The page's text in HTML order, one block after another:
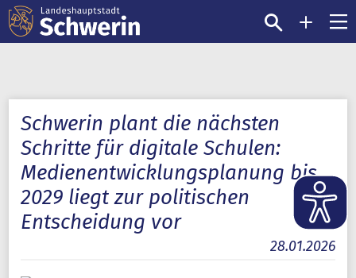
Schwerin plant die nächsten
Schritte für digitale Schulen:
Medienentwicklungsplanung bis
2029 liegt zur politischen
Entscheidung vor
28.01.2026